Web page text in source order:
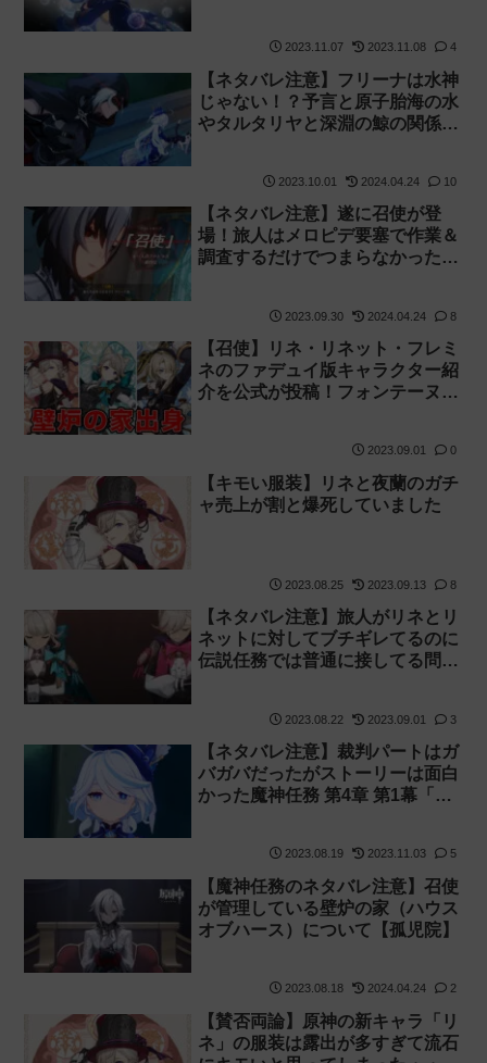
2023.11.07 2023.11.08 4
【ネタバレ注意】フリーナは水神
じゃない！？予言と原子胎海の水
やタルタリヤと深淵の鯨の関係も
2023.10.01 2024.04.24 10
【ネタバレ注意】遂に召使が登
場！旅人はメロピデ要塞で作業＆
調査するだけでつまらなかった魔
2023.09.30 2024.04.24 8
【召使】リネ・リネット・フレミ
ネのファデュイ版キャラクター紹
介を公式が投稿！フォンテーヌが
2023.09.01 0
【キモい服装】リネと夜蘭のガチ
ャ売上が割と爆死していました
2023.08.25 2023.09.13 8
【ネタバレ注意】旅人がリネとリ
ネットに対してブチギレてるのに
伝説任務では普通に接してる問題
2023.08.22 2023.09.01 3
【ネタバレ注意】裁判パートはガ
バガバだったがストーリーは面白
かった魔神任務 第4章 第1幕「白
2023.08.19 2023.11.03 5
【魔神任務のネタバレ注意】召使
が管理している壁炉の家（ハウス
オブハース）について【孤児院】
2023.08.18 2024.04.24 2
【賛否両論】原神の新キャラ「リ
ネ」の服装は露出が多すぎて流石